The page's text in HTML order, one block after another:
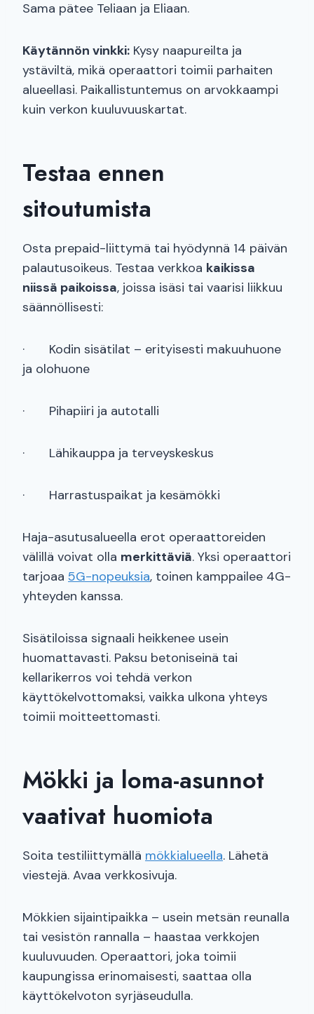
Sama pätee Teliaan ja Eliaan.
Käytännön vinkki: Kysy naapureilta ja
ystäviltä, mikä operaattori toimii parhaiten
alueellasi. Paikallistuntemus on arvokkaampi
kuin verkon kuuluvuuskartat.
Testaa ennen
sitoutumista
Osta prepaid-liittymä tai hyödynnä 14 päivän
palautusoikeus. Testaa verkkoa kaikissa
niissä paikoissa, joissa isäsi tai vaarisi liikkuu
säännöllisesti:
· Kodin sisätilat – erityisesti makuuhuone
ja olohuone
· Pihapiiri ja autotalli
· Lähikauppa ja terveyskeskus
· Harrastuspaikat ja kesämökki
Haja-asutusalueella erot operaattoreiden
välillä voivat olla merkittäviä. Yksi operaattori
tarjoaa 5G-nopeuksia, toinen kamppailee 4G-
yhteyden kanssa.
Sisätiloissa signaali heikkenee usein
huomattavasti. Paksu betoniseinä tai
kellarikerros voi tehdä verkon
käyttökelvottomaksi, vaikka ulkona yhteys
toimii moitteettomasti.
Mökki ja loma-asunnot
vaativat huomiota
Soita testiliittymällä mökkialueella. Lähetä
viestejä. Avaa verkkosivuja.
Mökkien sijaintipaikka – usein metsän reunalla
tai vesistön rannalla – haastaa verkkojen
kuuluvuuden. Operaattori, joka toimii
kaupungissa erinomaisesti, saattaa olla
käyttökelvoton syrjäseudulla.